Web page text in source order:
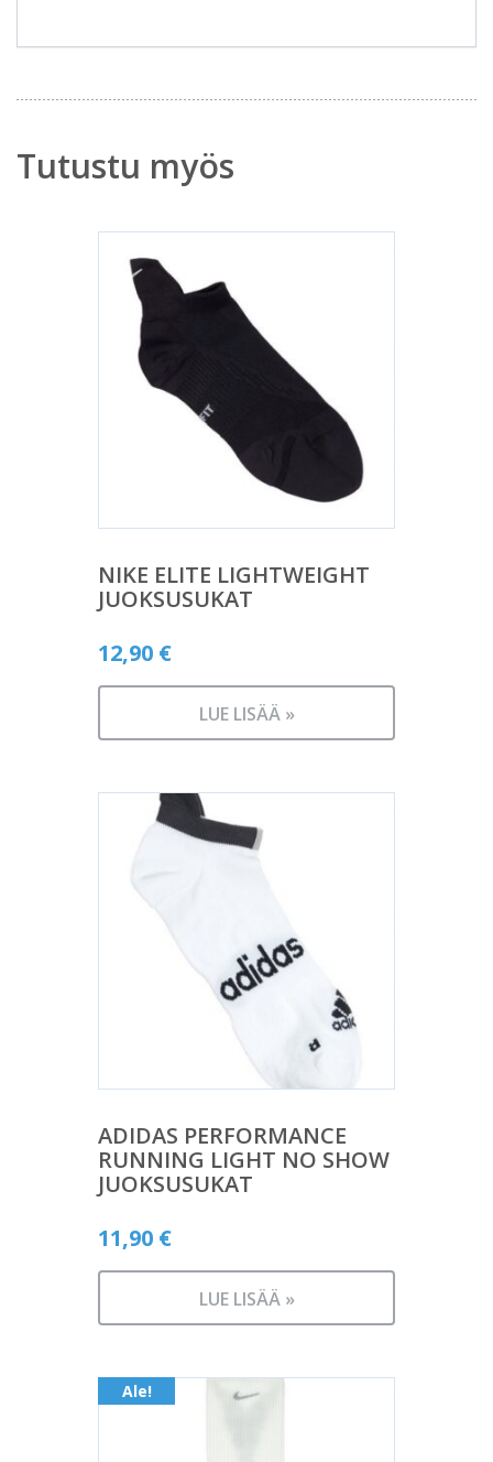
Tutustu myös
NIKE ELITE LIGHTWEIGHT
JUOKSUSUKAT
12,90 €
LUE LISÄÄ »
ADIDAS PERFORMANCE
RUNNING LIGHT NO SHOW
JUOKSUSUKAT
11,90 €
LUE LISÄÄ »
Ale!